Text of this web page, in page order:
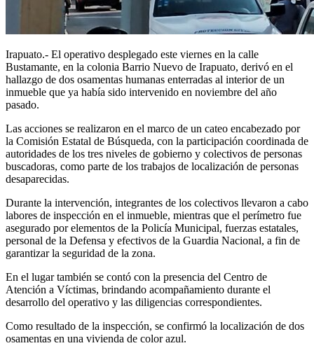
Irapuato.- El operativo desplegado este viernes en la calle
Bustamante, en la colonia Barrio Nuevo de Irapuato, derivó en el
hallazgo de dos osamentas humanas enterradas al interior de un
inmueble que ya había sido intervenido en noviembre del año
pasado.
Las acciones se realizaron en el marco de un cateo encabezado por
la Comisión Estatal de Búsqueda, con la participación coordinada de
autoridades de los tres niveles de gobierno y colectivos de personas
buscadoras, como parte de los trabajos de localización de personas
desaparecidas.
Durante la intervención, integrantes de los colectivos llevaron a cabo
labores de inspección en el inmueble, mientras que el perímetro fue
asegurado por elementos de la Policía Municipal, fuerzas estatales,
personal de la Defensa y efectivos de la Guardia Nacional, a fin de
garantizar la seguridad de la zona.
En el lugar también se contó con la presencia del Centro de
Atención a Víctimas, brindando acompañamiento durante el
desarrollo del operativo y las diligencias correspondientes.
Como resultado de la inspección, se confirmó la localización de dos
osamentas en una vivienda de color azul.